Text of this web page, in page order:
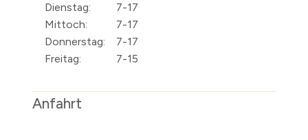
Dienstag:
7-17
Mittoch:
7-17
Donnerstag:
7-17
Freitag:
7-15
Anfahrt